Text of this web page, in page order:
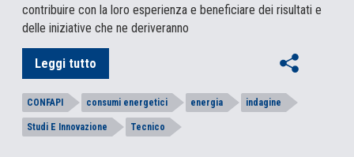
contribuire con la loro esperienza e beneficiare dei risultati e
delle iniziative che ne deriveranno
Leggi tutto
CONFAPI consumi energetici energia indagine
Studi E Innovazione Tecnico